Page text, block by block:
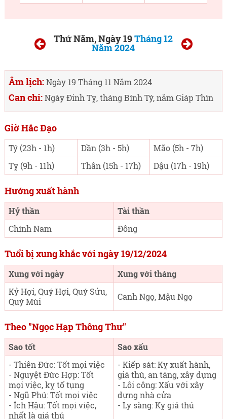
Thứ Năm, Ngày 19Tháng 12
Năm 2024
Âm lịch:Ngày 19 Tháng 11 Năm 2024
Can chi:Ngày Đinh Tỵ, tháng Bính Tý, năm Giáp Thìn
Giờ Hắc Đạo
Tý (23h - 1h) Dần (3h - 5h)
Mão (5h - 7h)
Tỵ (9h - 11h)
Thân (15h - 17h) Dậu (17h - 19h)
Hướng xuất hành
Hỷ thần
Tài thần
Chính Nam
Đông
Tuổi bị xung khắc với ngày 19/12/2024
Xung với ngày
Xung với tháng
Kỷ Hợi, Quý Hợi, Quý Sửu,
Quý Mùi
Canh Ngọ, Mậu Ngọ
Theo "Ngọc Hạp Thông Thư"
Sao tốt
Sao xấu
- Thiên Đức: Tốt mọi việc
- Nguyệt Đức Hợp: Tốt
mọi việc, kỵ tố tụng
- Ngũ Phú: Tốt mọi việc
- Ích Hậu: Tốt mọi việc,
nhất là giá thú
- Kiếp sát: Kỵ xuất hành,
giá thú, an táng, xây dựng
- Lôi công: Xấu với xây
dựng nhà cửa
- Ly sàng: Kỵ giá thú